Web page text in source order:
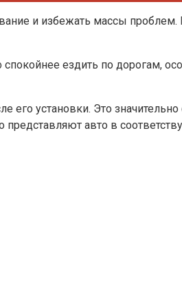
и избежать массы проблем.
ездить по дорогам,
установки. Это значительно
представляют авто в